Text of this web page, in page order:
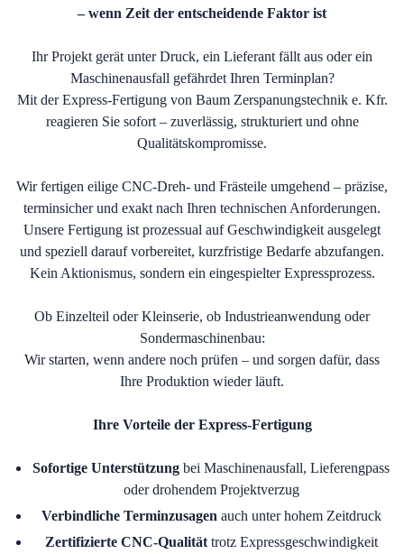
– wenn Zeit der entscheidende Faktor ist
Ihr Projekt gerät unter Druck, ein Lieferant fällt aus oder ein
Maschinenausfall gefährdet Ihren Terminplan?
Mit der Express-Fertigung von Baum Zerspanungstechnik e. Kfr.
reagieren Sie sofort – zuverlässig, strukturiert und ohne
Qualitätskompromisse.
Wir fertigen eilige CNC-Dreh- und Frästeile umgehend – präzise,
terminsicher und exakt nach Ihren technischen Anforderungen.
Unsere Fertigung ist prozessual auf Geschwindigkeit ausgelegt
und speziell darauf vorbereitet, kurzfristige Bedarfe abzufangen.
Kein Aktionismus, sondern ein eingespielter Expressprozess.
Ob Einzelteil oder Kleinserie, ob Industrieanwendung oder
Sondermaschinenbau:
Wir starten, wenn andere noch prüfen – und sorgen dafür, dass
Ihre Produktion wieder läuft.
Ihre Vorteile der Express-Fertigung
Sofortige Unterstützung bei Maschinenausfall, Lieferengpass
oder drohendem Projektverzug
Verbindliche Terminzusagen auch unter hohem Zeitdruck
Zertifizierte CNC-Qualitättrotz Expressgeschwindigkeit